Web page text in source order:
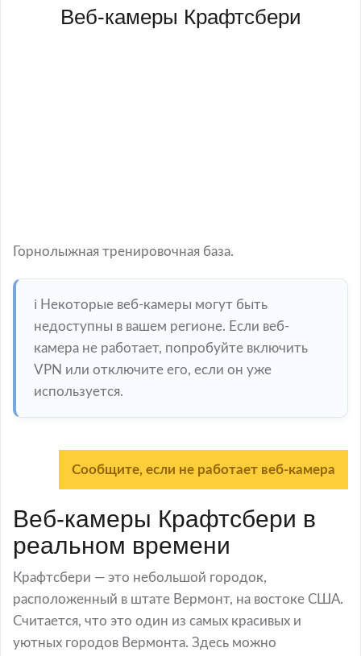
Веб-камеры Крафтсбери
Горнолыжная тренировочная база.
ℹ️ Некоторые веб-камеры могут быть
недоступны в вашем регионе. Если веб-
камера не работает, попробуйте включить
VPN или отключите его, если он уже
используется.
Сообщите, если не работает веб-камера
Веб-камеры Крафтсбери в
реальном времени
Крафтсбери — это небольшой городок,
расположенный в штате Вермонт, на востоке США.
Считается, что это один из самых красивых и
уютных городов Вермонта. Здесь можно